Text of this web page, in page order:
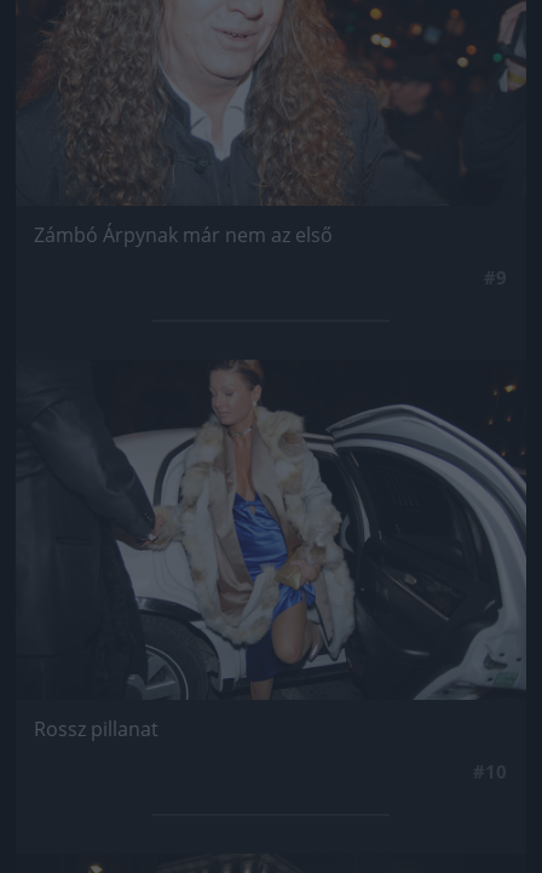
Zámbó Árpynak már nem az első
Jön még kép!
Rossz pillanat